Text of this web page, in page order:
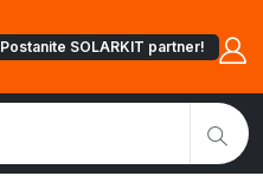
Postanite SOLARKIT partner!